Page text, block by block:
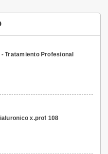
Tratamiento Profesional
x.prof 108